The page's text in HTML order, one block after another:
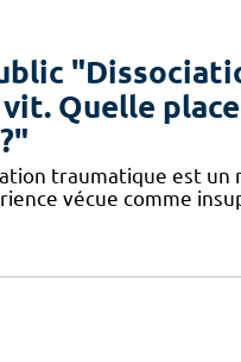
vit. Quelle
traumatique est
vécue comme